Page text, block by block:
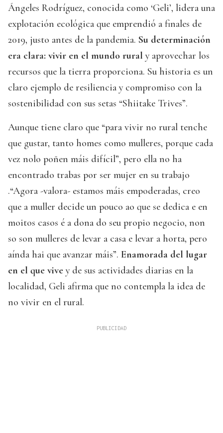
Ángeles Rodríguez, conocida como ‘Geli’, lidera una
explotación ecológica que emprendió a finales de
2019, justo antes de la pandemia. Su determinación
era clara: vivir en el mundo rural y aprovechar los
recursos que la tierra proporciona. Su historia es un
claro ejemplo de resiliencia y compromiso con la
sostenibilidad con sus setas “Shiitake Trives”.
Aunque tiene claro que “para vivir no rural tenche
que gustar, tanto homes como mulleres, porque cada
vez nolo poñen máis difícil”, pero ella no ha
encontrado trabas por ser mujer en su trabajo
.“Agora -valora- estamos máis empoderadas, creo
que a muller decide un pouco ao que se dedica e en
moitos casos é a dona do seu propio negocio, non
so son mulleres de levar a casa e levar a horta, pero
aínda hai que avanzar máis”. Enamorada del lugar
en el que vive y de sus actividades diarias en la
localidad, Geli afirma que no contempla la idea de
no vivir en el rural.